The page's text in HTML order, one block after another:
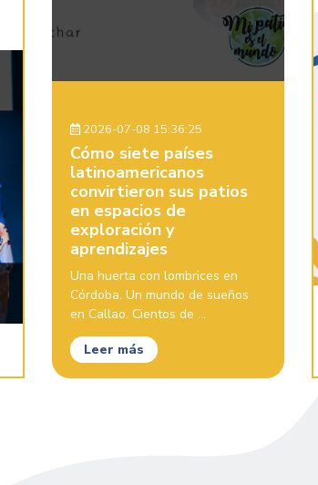
2026-07-08 15:36:25
Cómo siete países
latinoamericanos
convirtieron sus patios
en espacios de
exploración y
aprendizajes
Una huerta con lombrices en
Córdoba. Un mundo de sueños
en Callao. Cientos de ...
Leer más